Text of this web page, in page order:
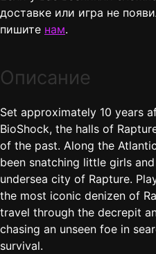
доставке или игра не
пишите нам.
Описание
Set approximately 10 years
BioShock, the halls of
of the past. Along the
been snatching little girls
undersea city of Rapture.
the most iconic denizen of
travel through the decrepit
chasing an unseen foe in
survival.